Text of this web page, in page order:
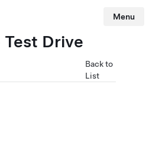
Menu
Drive
Back to
List